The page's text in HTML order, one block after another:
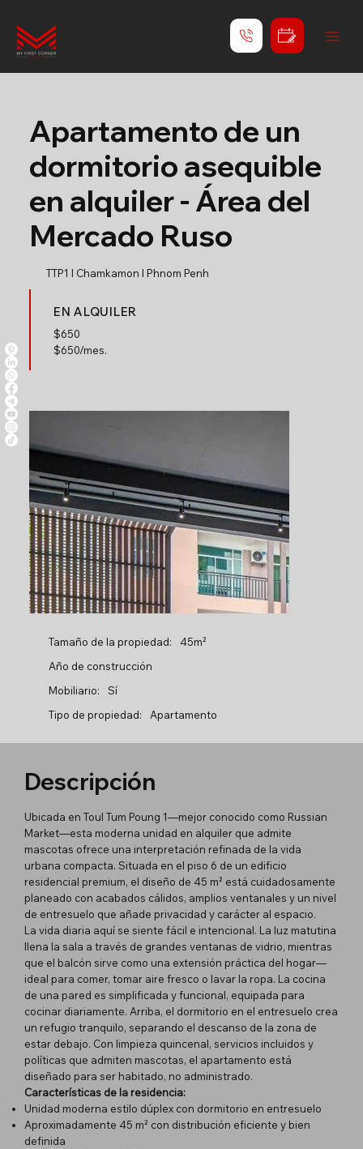
Apartamento de un
dormitorio asequible
en alquiler - Área del
Mercado Ruso
TTP1 l Chamkamon l Phnom Penh
EN ALQUILER
$650
$650/mes.
Tamaño de la propiedad:
45m²
Año de construcción
Mobiliario:
Sí
Tipo de propiedad:
Apartamento
Descripción
Ubicada en Toul Tum Poung 1—mejor conocido como Russian
Market—esta moderna unidad en alquiler que admite
mascotas ofrece una interpretación refinada de la vida
urbana compacta. Situada en el piso 6 de un edificio
residencial premium, el diseño de 45 m² está cuidadosamente
planeado con acabados cálidos, amplios ventanales y un nivel
de entresuelo que añade privacidad y carácter al espacio.
La vida diaria aquí se siente fácil e intencional. La luz matutina
llena la sala a través de grandes ventanas de vidrio, mientras
que el balcón sirve como una extensión práctica del hogar—
ideal para comer, tomar aire fresco o lavar la ropa. La cocina
de una pared es simplificada y funcional, equipada para
cocinar diariamente. Arriba, el dormitorio en el entresuelo crea
un refugio tranquilo, separando el descanso de la zona de
estar debajo. Con limpieza quincenal, servicios incluidos y
políticas que admiten mascotas, el apartamento está
diseñado para ser habitado, no administrado.
Características de la residencia:
Unidad moderna estilo dúplex con dormitorio en entresuelo
Aproximadamente 45 m² con distribución eficiente y bien
definida